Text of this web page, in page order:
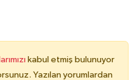
kabul etmiş bulunuyor
Yazılan yorumlardan